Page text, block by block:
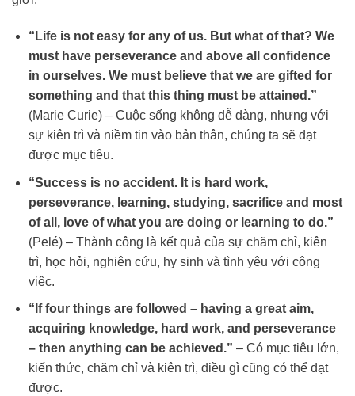
“Life is not easy for any of us. But what of that? We
must have perseverance and above all confidence
in ourselves. We must believe that we are gifted for
something and that this thing must be attained.”
(Marie Curie) – Cuộc sống không dễ dàng, nhưng với
sự kiên trì và niềm tin vào bản thân, chúng ta sẽ đạt
được mục tiêu.
“Success is no accident. It is hard work,
perseverance, learning, studying, sacrifice and most
of all, love of what you are doing or learning to do.”
(Pelé) – Thành công là kết quả của sự chăm chỉ, kiên
trì, học hỏi, nghiên cứu, hy sinh và tình yêu với công
việc.
“If four things are followed – having a great aim,
acquiring knowledge, hard work, and perseverance
– then anything can be achieved.” – Có mục tiêu lớn,
kiến thức, chăm chỉ và kiên trì, điều gì cũng có thể đạt
được.